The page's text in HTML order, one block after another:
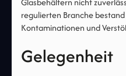
regulierten Branche
Kontaminationen und
Gelegenheit